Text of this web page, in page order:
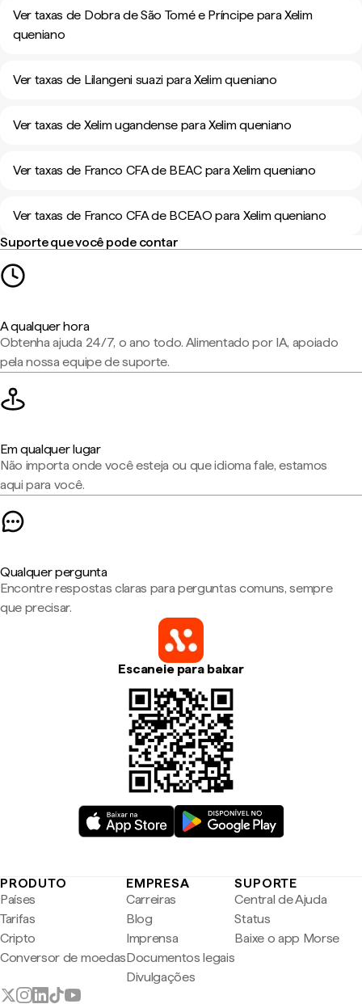
Ver taxas de Dobra de São Tomé e Príncipe para Xelim
queniano
Ver taxas de Lilangeni suazi para Xelim queniano
Ver taxas de Xelim ugandense para Xelim queniano
Ver taxas de Franco CFA de BEAC para Xelim queniano
Ver taxas de Franco CFA de BCEAO para Xelim queniano
Suporte que você pode contar
A qualquer hora
Obtenha ajuda 24/7, o ano todo. Alimentado por IA, apoiado
pela nossa equipe de suporte.
Em qualquer lugar
Não importa onde você esteja ou que idioma fale, estamos
aqui para você.
Qualquer pergunta
Encontre respostas claras para perguntas comuns, sempre
que precisar.
Escaneie para baixar
PRODUTO
Países
Tarifas
Cripto
Conversor de moedas
EMPRESA
Carreiras
Blog
Imprensa
Documentos legais
Divulgações
SUPORTE
Central de Ajuda
Status
Baixe o app Morse